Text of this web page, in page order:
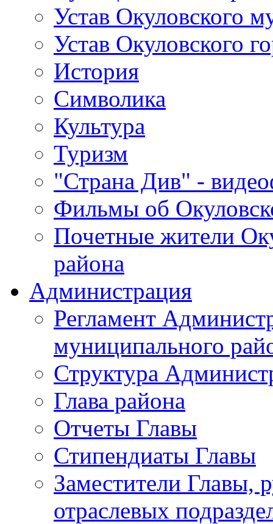
Устав Окуловского
Устав Окуловского
История
Символика
Культура
Туризм
"Страна Див" -
Фильмы об
Почетные жители
района
Администрация
Регламент
муниципального
Структура
Глава района
Отчеты Главы
Стипендиаты Главы
Заместители Главы,
отраслевых